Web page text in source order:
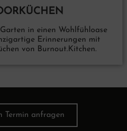
in einen Wohlfühloase
Erinnerungen mit
von Burnout.Kitchen.
Termin anfragen